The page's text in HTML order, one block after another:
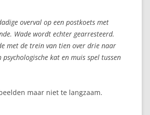
overval op een postkoets met
Wade wordt echter gearresteerd.
met de trein van tien over drie naar
kat en muis spel tussen
maar niet te langzaam.